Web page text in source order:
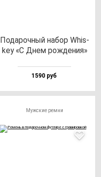
Пода­роч­ный на­бор Whis­
key «С Днем рож­де­ния»
1590 руб
Мужские ремни